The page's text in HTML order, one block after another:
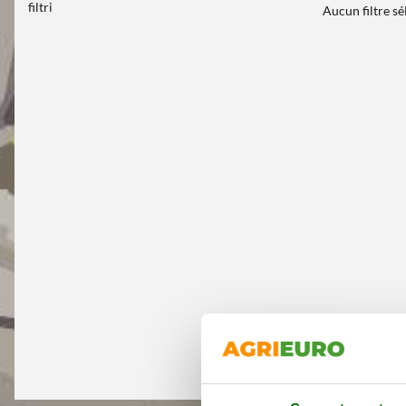
filtri Aucun filtre